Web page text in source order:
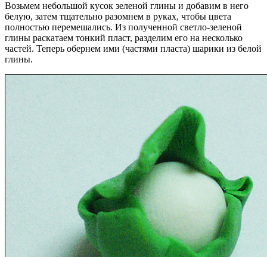
Возьмем небольшой кусок зеленой глины и добавим в него
белую, затем тщательно разомнем в руках, чтобы цвета
полностью перемешались. Из полученной светло-зеленой
глины раскатаем тонкий пласт, разделим его на несколько
частей. Теперь обернем ими (частями пласта) шарики из белой
глины.